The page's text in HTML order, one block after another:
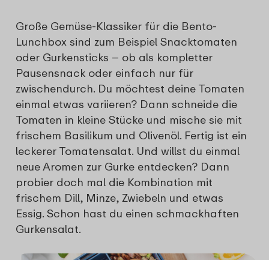
Große Gemüse-Klassiker für die Bento-
Lunchbox sind zum Beispiel Snacktomaten
oder Gurkensticks – ob als kompletter
Pausensnack oder einfach nur für
zwischendurch. Du möchtest deine Tomaten
einmal etwas variieren? Dann schneide die
Tomaten in kleine Stücke und mische sie mit
frischem Basilikum und Olivenöl. Fertig ist ein
leckerer Tomatensalat. Und willst du einmal
neue Aromen zur Gurke entdecken? Dann
probier doch mal die Kombination mit
frischem Dill, Minze, Zwiebeln und etwas
Essig. Schon hast du einen schmackhaften
Gurkensalat.